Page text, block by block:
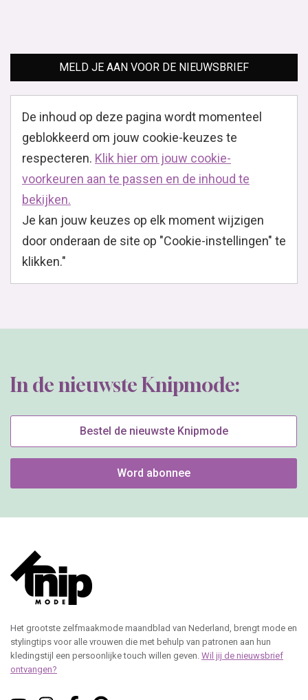
MELD JE AAN VOOR DE NIEUWSBRIEF
De inhoud op deze pagina wordt momenteel
geblokkeerd om jouw cookie-keuzes te
respecteren. Klik hier om jouw cookie-
voorkeuren aan te passen en de inhoud te
bekijken.
Je kan jouw keuzes op elk moment wijzigen
door onderaan de site op "Cookie-instellingen" te
klikken."
In de nieuwste Knipmode:
Bestel de nieuwste Knipmode
Word abonnee
Het grootste zelfmaakmode maandblad van Nederland, brengt mode en
stylingtips voor alle vrouwen die met behulp van patronen aan hun
kledingstijl een persoonlijke touch willen geven. Wil jij de nieuwsbrief
ontvangen?